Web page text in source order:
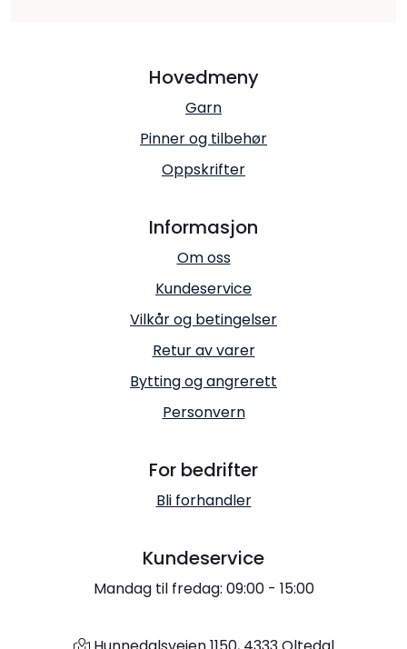
Hovedmeny
Garn
Pinner og tilbehør
Oppskrifter
Informasjon
Om oss
Kundeservice
Vilkår og betingelser
Retur av varer
Bytting og angrerett
Personvern
For bedrifter
Bli forhandler
Kundeservice
Mandag til fredag: 09:00 - 15:00